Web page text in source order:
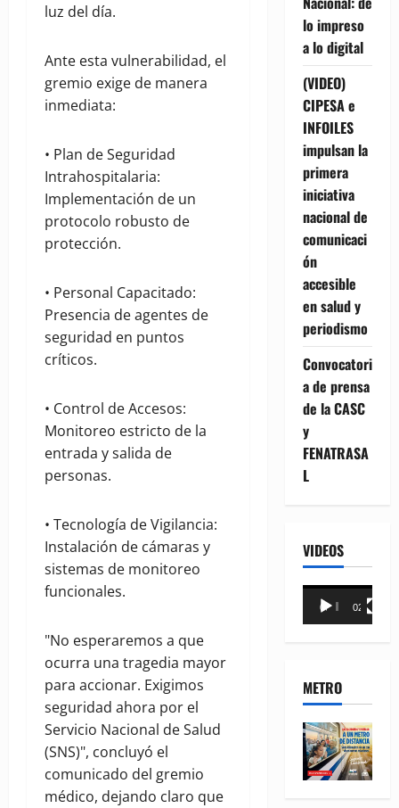
luz del día.
Ante esta vulnerabilidad, el
gremio exige de manera
inmediata:
• Plan de Seguridad
Intrahospitalaria:
Implementación de un
protocolo robusto de
protección.
• Personal Capacitado:
Presencia de agentes de
seguridad en puntos
críticos.
• Control de Accesos:
Monitoreo estricto de la
entrada y salida de
personas.
• Tecnología de Vigilancia:
Instalación de cámaras y
sistemas de monitoreo
funcionales.
"No esperaremos a que
ocurra una tragedia mayor
para accionar. Exigimos
seguridad ahora por el
Servicio Nacional de Salud
(SNS)", concluyó el
comunicado del gremio
médico, dejando claro que
lo impreso
a lo digital
(VIDEO)
CIPESA e
INFOILES
impulsan la
primera
iniciativa
nacional de
comunicaci
ón
accesible
en salud y
periodismo
Convocatori
a de prensa
de la CASC
y
FENATRASA
L
VIDEOS
Reproductor
00:00 02:18
METRO